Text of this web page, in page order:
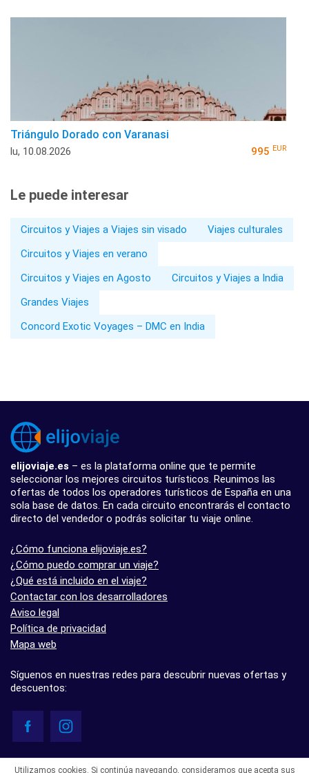
Triángulo Dorado con Varanasi
lu, 10.08.2026 995 EUR
Le puede interesar
Circuitos y Viajes a Viajes sin visado
Viajes culturales
Circuitos y Viajes en verano
Circuitos y Viajes en Agosto
Circuitos y Viajes a India
Grandes Viajes
Concord Exotic Voyages – DMC en India
elijoviaje.es – es la plataforma online que te permite
seleccionar los mejores circuitos turísticos. Reunimos las
ofertas de todos los operadores turísticos de España en una
sola base de datos. En cada circuito encontrarás el contacto
directo del vendedor o podrás solicitar tu viaje online.
¿Cómo funciona elijoviaje.es?
¿Cómo puedo comprar un viaje?
¿Qué está incluido en el viaje?
Contactar con los desarrolladores
Aviso legal
Política de privacidad
Mapa web
Síguenos en nuestras redes para descubrir nuevas ofertas y
descuentos:
Utilizamos cookies. Si continúa navegando, consideramos que acepta sus